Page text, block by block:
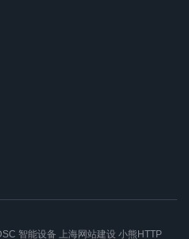
智能设备 上海网站建设 小熊HTTP